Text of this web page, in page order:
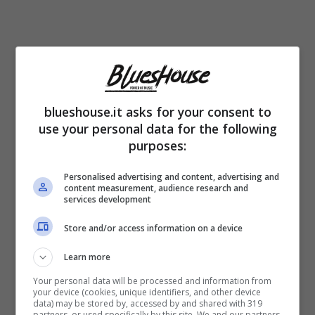
Nel tempo diventa poi giornalista di moda,
acquisendo anche una rubrica riservata sul
programma Verissimo, del quale inseguito
erediterà la conduzione completa. Ad oggi ha
una laurea in lingue ed è regolarmente
iscritta all’Albo dei Giornalisti
Professionisti. Nel 2002 consce il suo
blueshouse.it asks for your consent to
use your personal data for the following
purposes:
Personalised advertising and content, advertising and
content measurement, audience research and
services development
Store and/or access information on a device
Learn more
Your personal data will be processed and information from
your device (cookies, unique identifiers, and other device
data) may be stored by, accessed by and shared with 319